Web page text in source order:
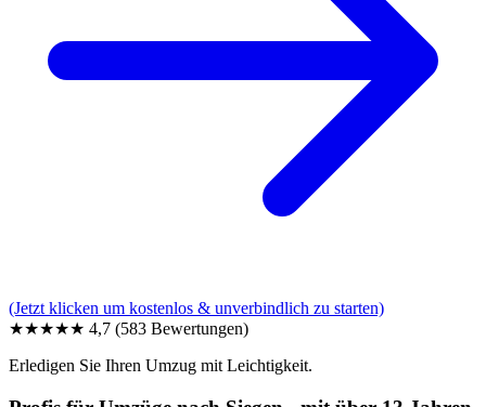
(Jetzt klicken um kostenlos & unverbindlich zu starten)
★★★★★ 4,7 (583 Bewertungen)
Erledigen Sie Ihren Umzug mit Leichtigkeit.